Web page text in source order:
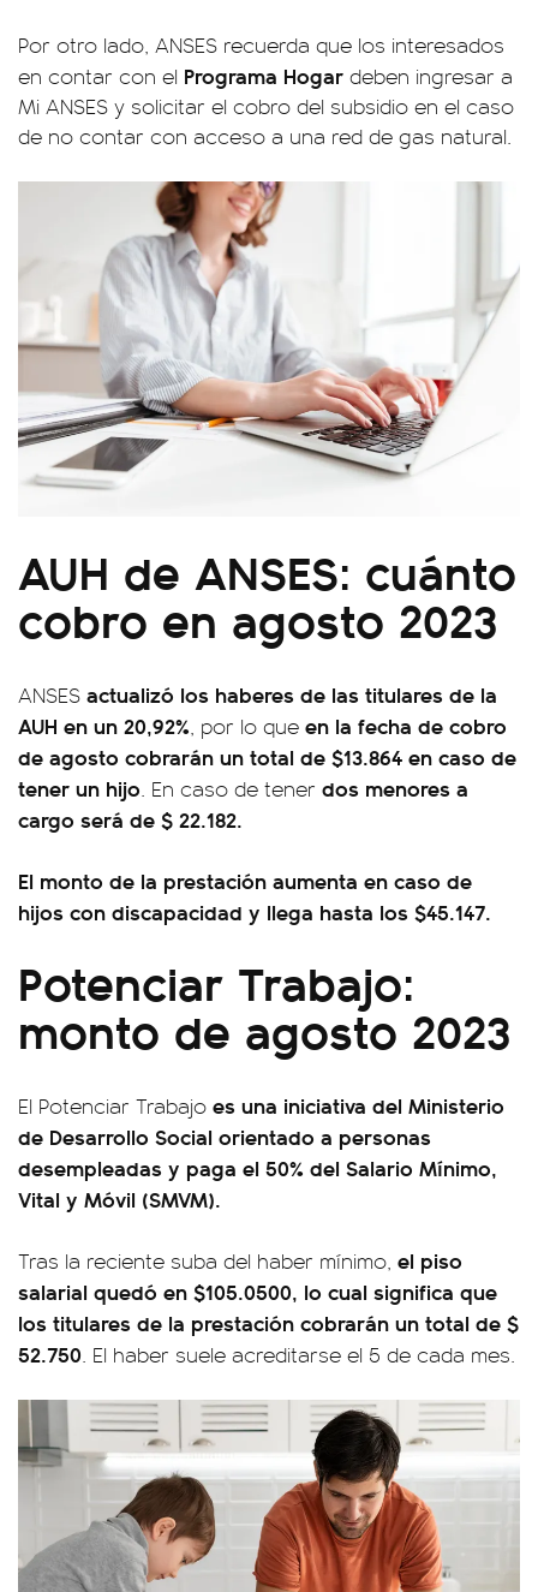
Por otro lado, ANSES recuerda que los interesados
en contar con el Programa Hogar deben ingresar a
Mi ANSES y solicitar el cobro del subsidio en el caso
de no contar con acceso a una red de gas natural.
AUH de ANSES: cuánto
cobro en agosto 2023
ANSES actualizó los haberes de las titulares de la
AUH en un 20,92% , por lo que en la fecha de cobro
de agosto cobrarán un total de $13.864 en caso de
tener un hijo . En caso de tener dos menores a
cargo será de $ 22.182.
El monto de la prestación aumenta en caso de
hijos con discapacidad y llega hasta los $45.147.
Potenciar Trabajo:
monto de agosto 2023
El Potenciar Trabajo es una iniciativa del Ministerio
de Desarrollo Social orientado a personas
desempleadas y paga el 50% del Salario Mínimo,
Vital y Móvil (SMVM).
Tras la reciente suba del haber mínimo, el piso
salarial quedó en $105.0500, lo cual significa que
los titulares de la prestación cobrarán un total de $
52.750 . El haber suele acreditarse el 5 de cada mes.